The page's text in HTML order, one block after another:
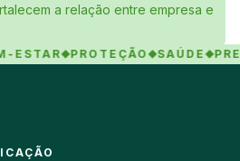
a relação entre empresa e
PROTEÇÃO SAÚDE